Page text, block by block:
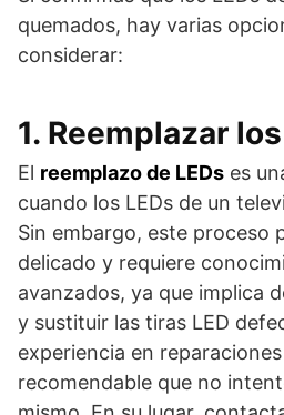
quemados, hay varias
considerar:
1. Reemplazar
El reemplazo de LEDs es
cuando los LEDs de un
Sin embargo, este proceso
delicado y requiere
avanzados, ya que implica
y sustituir las tiras LED
experiencia en
recomendable que no